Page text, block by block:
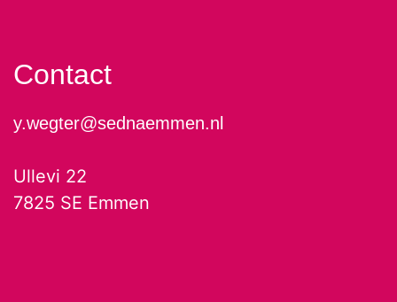
Contact
y.wegter@sednaemmen.nl
Ullevi 22
7825 SE Emmen